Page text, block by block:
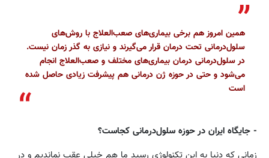
همین امروز هم برخی بیماری‌های صعب‌العلاج با روش‌های
سلول‌درمانی تحت درمان قرار می‌گیرند و نیازی به گذر زمان نیست.
در سلول‌درمانی درمان بیماری‌های مختلف و صعب‌العلاج انجام
می‌شود و حتی در حوزه ژن درمانی هم پیشرفت زیادی حاصل شده
است
- جایگاه ایران در حوزه سلول‌درمانی کجاست؟
زمانی که دنیا به این تکنولوژی رسید ما هم خیلی عقب نماندیم و در